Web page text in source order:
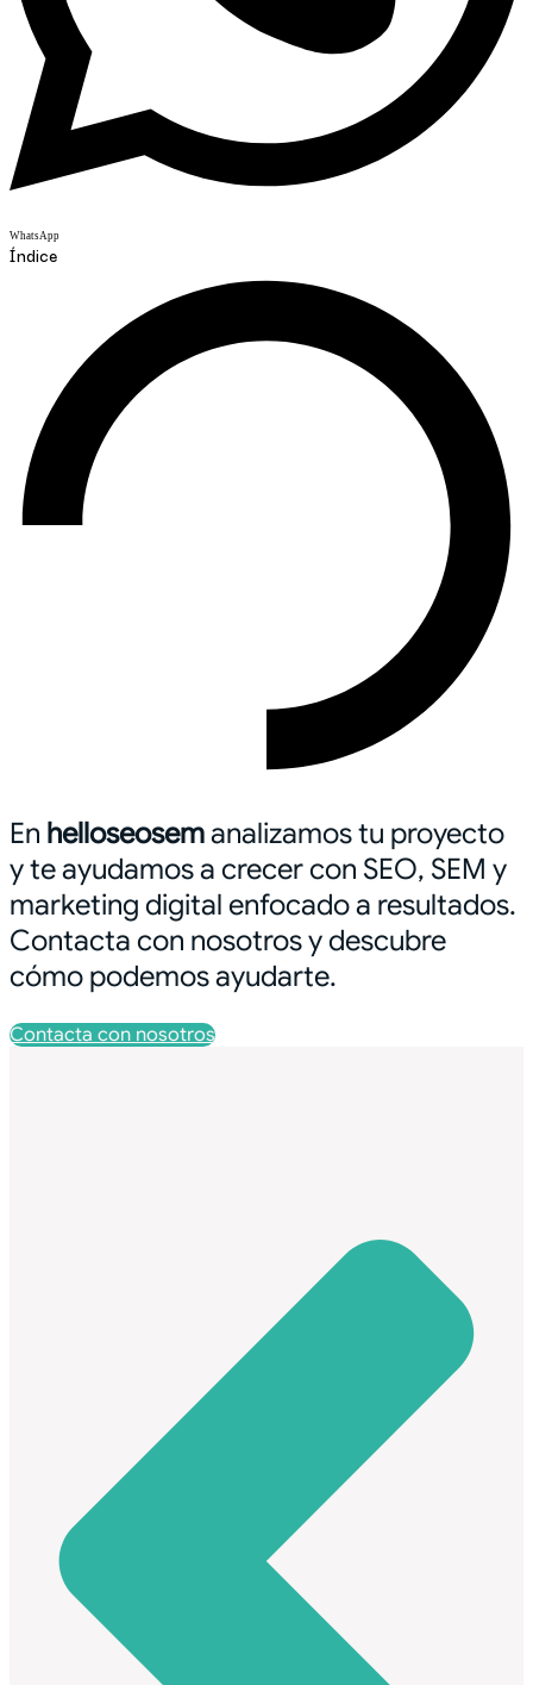
WhatsApp
Índice
En helloseosemanalizamos tu proyecto
y te ayudamos a crecer con SEO, SEM y
marketing digital enfocado a resultados.
Contacta con nosotros y descubre
cómo podemos ayudarte.
Contacta con nosotros